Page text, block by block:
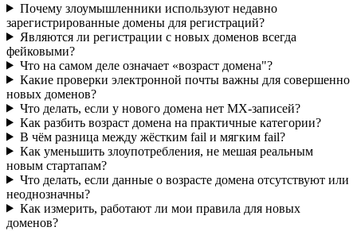
Почему злоумышленники используют недавно
зарегистрированные домены для регистраций?
Являются ли регистрации с новых доменов всегда
фейковыми?
Что на самом деле означает «возраст домена"?
Какие проверки электронной почты важны для совершенно
новых доменов?
Что делать, если у нового домена нет MX-записей?
Как разбить возраст домена на практичные категории?
В чём разница между жёстким fail и мягким fail?
Как уменьшить злоупотребления, не мешая реальным
новым стартапам?
Что делать, если данные о возрасте домена отсутствуют или
неоднозначны?
Как измерить, работают ли мои правила для новых
доменов?